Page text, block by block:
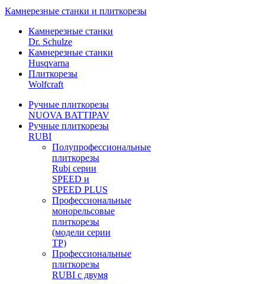
Камнерезные станки и плиткорезы
Камнерезные станки
Dr. Schulze
Камнерезные станки
Husqvarna
Плиткорезы
Wolfcraft
Ручные плиткорезы
NUOVA BATTIPAV
Ручные плиткорезы
RUBI
Полупрофессиональные
плиткорезы
Rubi серии
SPEED и
SPEED PLUS
Профессиональные
монорельсовые
плиткорезы
(модели серии
TP)
Профессиональные
плиткорезы
RUBI с двумя